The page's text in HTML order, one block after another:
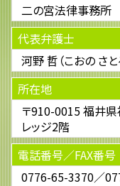
二の宮法律事務所
代表弁護士
河野 哲（こおの さと
所在地
〒910-0015 福井
レッジ2階
電話番号／FAX番号
0776-65-3370／